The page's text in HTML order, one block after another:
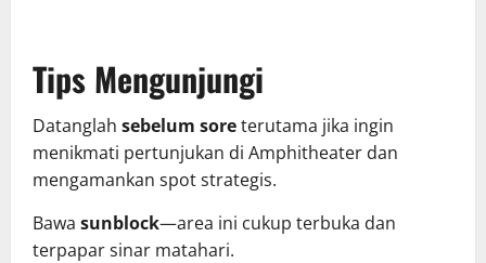
Tips Mengunjungi
Datanglah sebelum soreterutama jika ingin
menikmati pertunjukan di Amphitheater dan
mengamankan spot strategis.
Bawa sunblock—area ini cukup terbuka dan
terpapar sinar matahari.